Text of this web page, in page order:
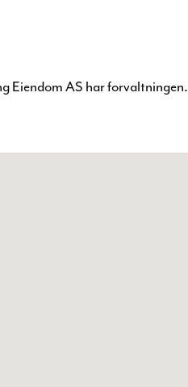
Eiendom AS har forvaltningen.